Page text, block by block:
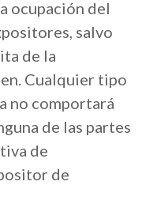
ocupación del
salvo
de la
Cualquier tipo
no comportará
de las partes
de
de